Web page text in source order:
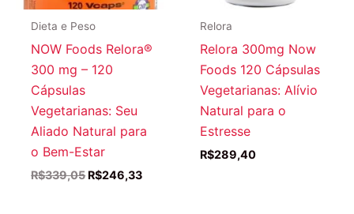
Dieta e Peso
NOW Foods Relora®
300 mg – 120
Cápsulas
Vegetarianas: Seu
Aliado Natural para
o Bem-Estar
R$339,05 O
R$246,33O
Relora
Relora 300mg Now
Foods 120 Cápsulas
Vegetarianas: Alívio
Natural para o
Estresse
R$289,40